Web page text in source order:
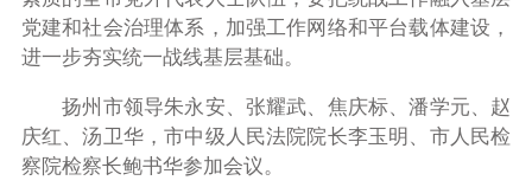
党建和社会治理体系，加强工作网络和平台载体建设，
进一步夯实统一战线基层基础。
扬州市领导朱永安、张耀武、焦庆标、潘学元、赵
庆红、汤卫华，市中级人民法院院长李玉明、市人民检
察院检察长鲍书华参加会议。